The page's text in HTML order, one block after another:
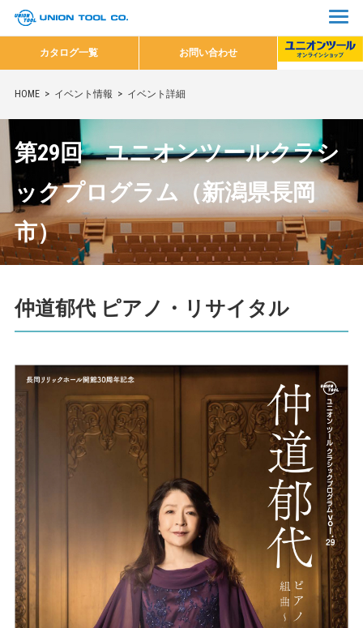
カタログ一覧 お問い合わせ
HOME イベント情報 イベント詳細
第29回 ユニオンツールクラシ
ックプログラム（新潟県長岡
市）
仲道郁代 ピアノ・リサイタル